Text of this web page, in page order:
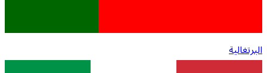
البرتغالية